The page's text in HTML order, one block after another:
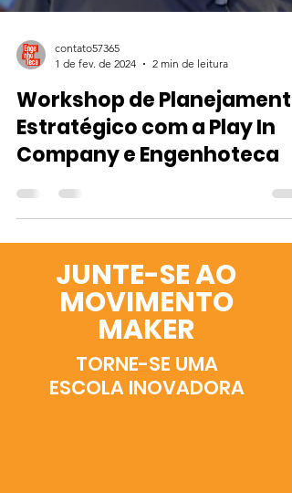
contato57365
1 de fev. de 2024
2 min de leitura
Workshop de Planejamento
Estratégico com a Play In
Company e Engenhoteca
JUNTE-SE AO
MOVIMENTO
MAKER
TORNE-SE UMA
ESCOLA INOVADORA